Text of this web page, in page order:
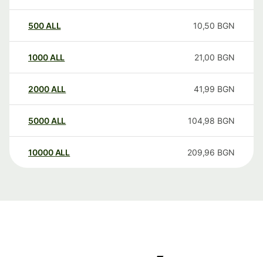
500ALL 10,50 BGN
1000ALL 21,00 BGN
2000ALL 41,99 BGN
5000ALL 104,98 BGN
10000 ALL 209,96 BGN